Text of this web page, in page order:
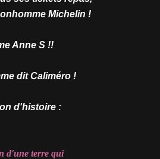
Michelin !
Anne S !!
dit Caliméro !
d'histoire :
d'une terre qui